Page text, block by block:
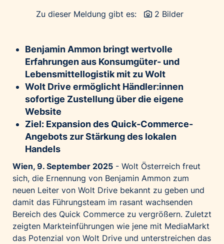
Muse Electronics
Neuroth
öbv – Österreichischer Bundesverlag
Ökopharm
Palfinger AG
REXEL Austria
Starbucks
Superbrands Austria
Tante Fanny
Vollpension
win2day
Wolt
Zu dieser Meldung gibt es: 2 Bilder
Benjamin Ammon bringt wertvolle
Erfahrungen aus Konsumgüter- und
Lebensmittellogistik mit zu Wolt
Wolt Drive ermöglicht Händler:innen
sofortige Zustellung über die eigene
Website
Ziel: Expansion des Quick-Commerce-
Angebots zur Stärkung des lokalen
Handels
Wien, 9. September 2025 - Wolt Österreich freut
sich, die Ernennung von Benjamin Ammon zum
neuen Leiter von Wolt Drive bekannt zu geben und
damit das Führungsteam im rasant wachsenden
Bereich des Quick Commerce zu vergrößern. Zuletzt
zeigten Markteinführungen wie jene mit MediaMarkt
das Potenzial von Wolt Drive und unterstreichen das